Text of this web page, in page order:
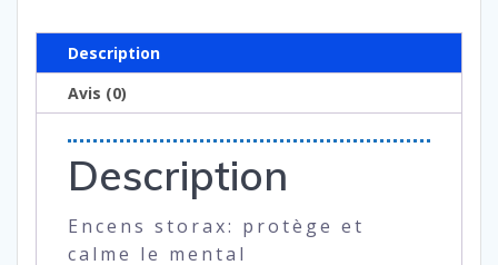
Description
Avis (0)
Description
Encens storax: protège et
calme le mental